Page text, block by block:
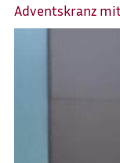
Adventskranz